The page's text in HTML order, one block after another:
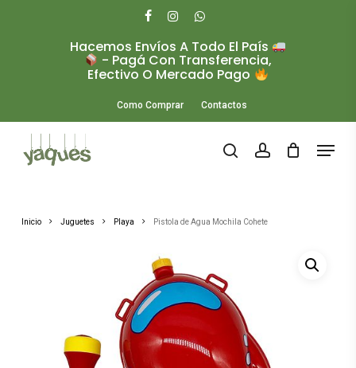
Hacemos Envíos A Todo El País
- Pagá Con Transferencia,
Efectivo O Mercado Pago
Como Comprar Contactos
search account
Menu
Inicio Juguetes Playa Pistola de Agua Mochila Cohete